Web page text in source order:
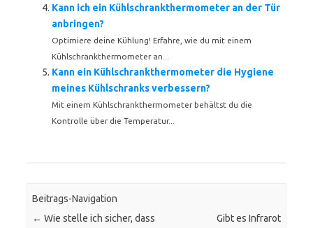
Kann ich ein Kühlschrankthermometer an der Tür
anbringen?
Optimiere deine Kühlung! Erfahre, wie du mit einem
Kühlschrankthermometer an...
Kann ein Kühlschrankthermometer die Hygiene
meines Kühlschranks verbessern?
Mit einem Kühlschrankthermometer behältst du die
Kontrolle über die Temperatur...
Beitrags-Navigation
← Wie stelle ich sicher, dass
Gibt es Infrarot